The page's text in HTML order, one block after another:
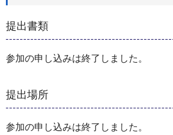
提出書類
参加の申し込みは終了しました。
提出場所
参加の申し込みは終了しました。